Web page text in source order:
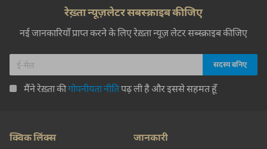
रेख़्ता न्यूज़लेटर सबस्क्राइब कीजिए
नई जानकारियाँ प्राप्त करने के लिए रेख़्ता न्यूज़ लेटर सब्स्क्राइब कीजिए
मैंने रेख़्ता कीगोपनीयता नीतिपढ़ ली है और इससे सहमत हूँ
क्विक लिंक्स जानकारी